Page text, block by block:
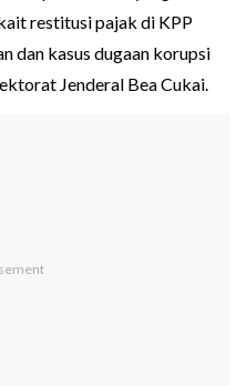
restitusi pajak di KPP
dan kasus dugaan korupsi
Jenderal Bea Cukai.